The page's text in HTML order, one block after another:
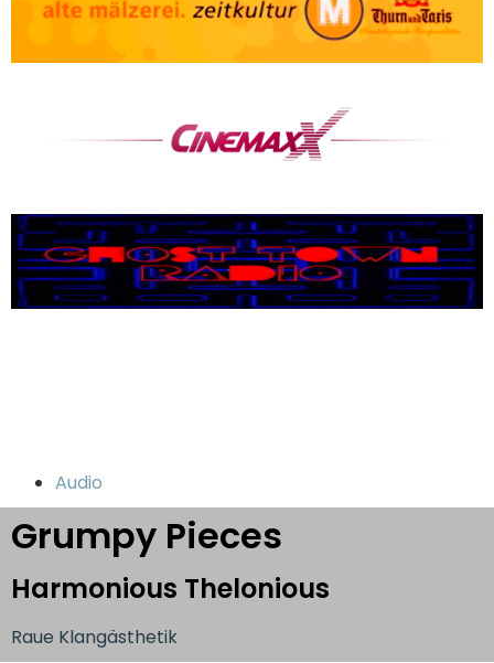
Audio
Grumpy Pieces
Harmonious Thelonious
Raue Klangästhetik